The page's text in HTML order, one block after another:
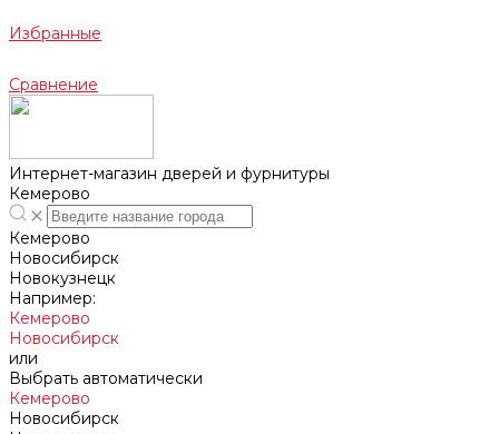
Избранные
Сравнение
Интернет-магазин дверей и фурнитуры
Кемерово
Кемерово
Новосибирск
Новокузнецк
Например:
Кемерово
Новосибирск
или
Выбрать автоматически
Кемерово
Новосибирск